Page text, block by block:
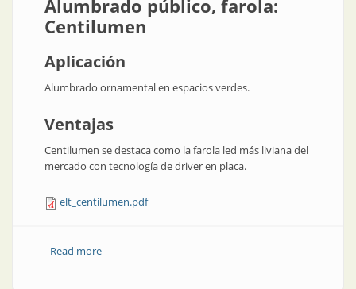
Alumbrado público, farola:
Centilumen
Aplicación
Alumbrado ornamental en espacios verdes.
Ventajas
Centilumen se destaca como la farola led más liviana del
mercado con tecnología de driver en placa.
elt_centilumen.pdf
Read moreabout Alumbrado público, farola: Centilumen